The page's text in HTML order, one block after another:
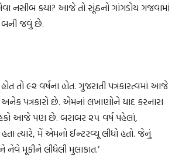
નસીબ ક્યાં? આજે તો સૂંઠનો ગાંગડોય ગજવામાં
બની જવું છે.
તો ૯૨ વર્ષના હોત. ગુજરાતી પત્રકારત્વમાં આજે
પત્રકારો છે. એમનાં લખાણોને યાદ કરનારા
આજે પણ છે. બરાબર ૨૫ વર્ષ પહેલાં,
હતા ત્યારે, મેં એમનો ઈન્ટરવ્યૂ લીધો હતો. જેનું
નેવે મૂકીને લીધેલી મુલાકાત.’